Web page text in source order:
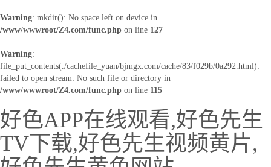
Warning: mkdir(): No space left on device in
/www/wwwroot/Z4.com/func.php on line 127
Warning:
file_put_contents(./cachefile_yuan/bjmgx.com/cache/83/f029b/0a292.html):
failed to open stream: No such file or directory in
/www/wwwroot/Z4.com/func.php on line 115
好色APP在线观看,好色先生
TV下载,好色先生视频黄片,